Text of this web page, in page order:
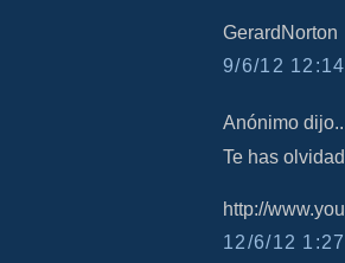
GerardNorton
9/6/12
Anónimo
Te has
http://
12/6/12